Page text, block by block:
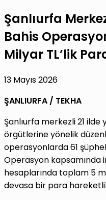
Şanlıurfa
Bahis
Milyar TL’lik
13 Mayıs 2026
ŞANLIURFA / TEKHA
Şanlıurfa merkezli 21 ilde
örgütlerine yönelik
operasyonlarda 61
Operasyon kapsamında
hesaplarında toplam 5
devasa bir para